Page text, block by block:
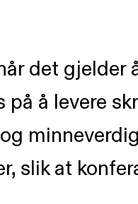
det gjelder
å levere
slik at